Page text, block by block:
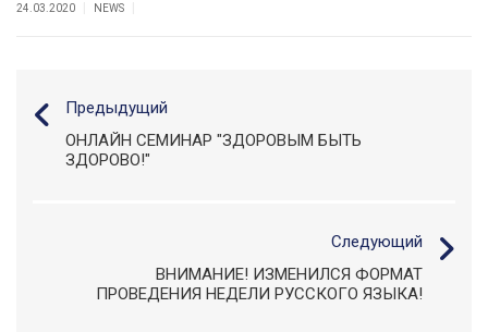
24.03.2020 NEWS
Предыдущий
ОНЛАЙН СЕМИНАР "ЗДОРОВЫМ БЫТЬ
ЗДОРОВО!"
Следующий
ВНИМАНИЕ! ИЗМЕНИЛСЯ ФОРМАТ
ПРОВЕДЕНИЯ НЕДЕЛИ РУССКОГО ЯЗЫКА!